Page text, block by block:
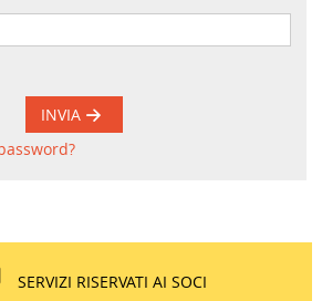
INVIA
SERVIZI RISERVATI AI SOCI